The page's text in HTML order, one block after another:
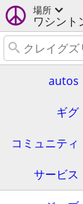
場所
ワシント
autos
ギグ
コミュニティ
サービス